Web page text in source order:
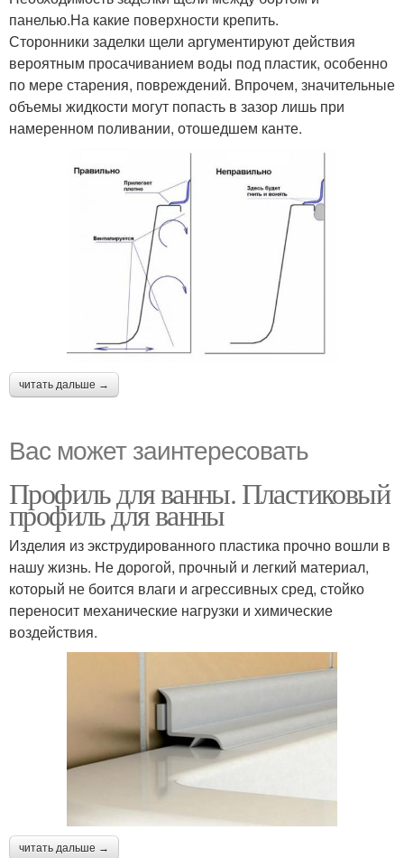
панелью.На какие поверхности крепить.
Сторонники заделки щели аргументируют действия
вероятным просачиванием воды под пластик, особенно
по мере старения, повреждений. Впрочем, значительные
объемы жидкости могут попасть в зазор лишь при
намеренном поливании, отошедшем канте.
читать дальше →
Вас может заинтересовать
Профиль для ванны. Пластиковый
профиль для ванны
Изделия из экструдированного пластика прочно вошли в
нашу жизнь. Не дорогой, прочный и легкий материал,
который не боится влаги и агрессивных сред, стойко
переносит механические нагрузки и химические
воздействия.
читать дальше →